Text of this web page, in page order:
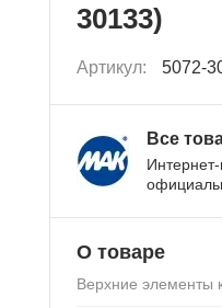
30133)
Артикул: 5072-
Все
О товаре
Верхние элементы